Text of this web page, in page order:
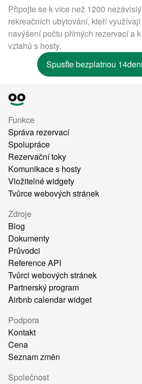
Připojte se k více než 1200
rekreačních ubytování, kteří
navýšení počtu přímých rezervací a
vztahů s hosty.
Spusťte bezplatnou
Funkce
Správa rezervací
Spolupráce
Rezervační toky
Komunikace s hosty
Vložitelné widgety
Tvůrce webových stránek
Zdroje
Blog
Dokumenty
Průvodci
Reference API
Tvůrci webových stránek
Partnerský program
Airbnb calendar widget
Podpora
Kontakt
Cena
Seznam změn
Společnost